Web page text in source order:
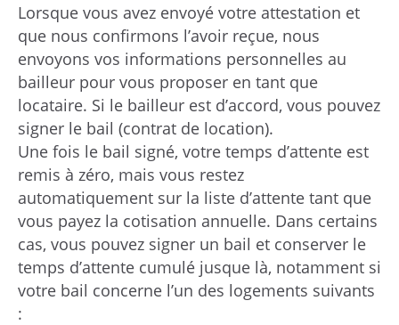
Lorsque vous avez envoyé votre attestation et
que nous confirmons l’avoir reçue, nous
envoyons vos informations personnelles au
bailleur pour vous proposer en tant que
locataire. Si le bailleur est d’accord, vous pouvez
signer le bail (contrat de location).
Une fois le bail signé, votre temps d’attente est
remis à zéro, mais vous restez
automatiquement sur la liste d’attente tant que
vous payez la cotisation annuelle. Dans certains
cas, vous pouvez signer un bail et conserver le
temps d’attente cumulé jusque là, notamment si
votre bail concerne l’un des logements suivants
: